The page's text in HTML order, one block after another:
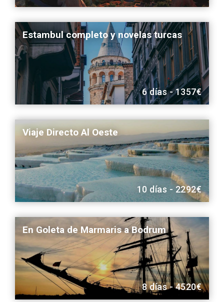
Estambul completo y novelas turcas
6 días - 1357€
Viaje Directo Al Oeste
10 días - 2292€
En Goleta de Marmaris a Bodrum
8 días - 4520€